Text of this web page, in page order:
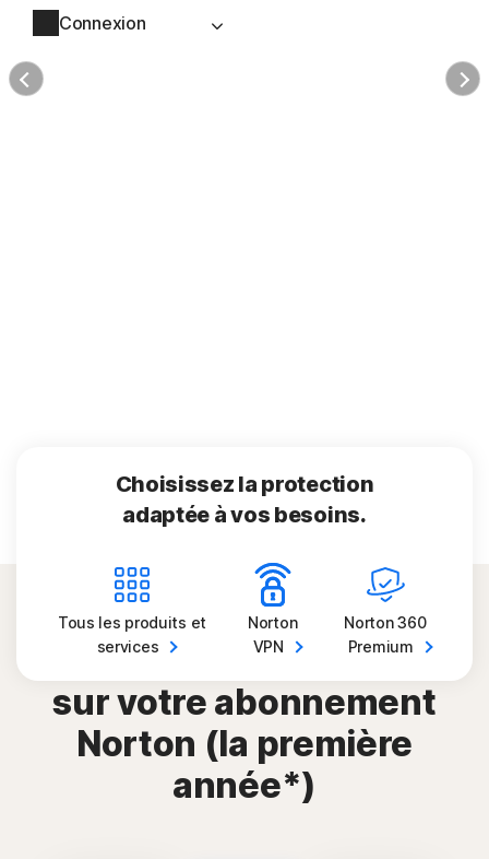
Connexion
Choisissez la protection
adaptée à vos besoins.
Tous les produits et
services
Norton
VPN
Norton 360
Premium
Économisez jusqu'à 60 %
sur votre abonnement
Norton (la première
année*)